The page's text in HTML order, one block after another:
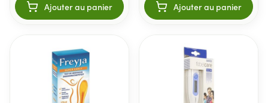
Ajouter au panier Ajouter au panier